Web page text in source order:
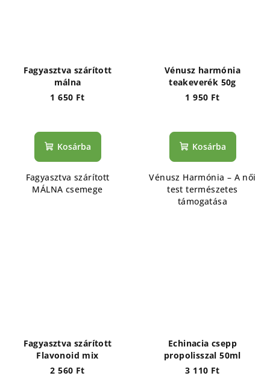
Fagyasztva szárított
málna
1 650 Ft
Kosárba
Fagyasztva szárított
MÁLNA csemege
Vénusz harmónia
teakeverék 50g
1 950 Ft
Kosárba
Vénusz Harmónia – A női
test természetes
támogatása
Fagyasztva szárított
Flavonoid mix
2 560 Ft
Echinacia csepp
propolisszal 50ml
3 110 Ft